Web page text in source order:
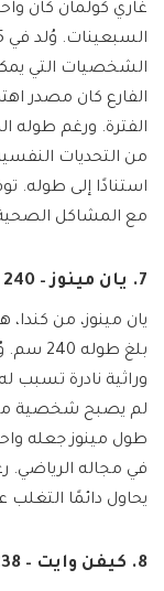
غاري كولمان كان
الشخصيات التي
الفارع كان مصدر
من التحديات
مع المشاكل
7. يان مينوز – 240 سم
يان مينوز، من كندا،
وراثية نادرة تسبب
لم يصبح شخصية
طول مينوز جعله
في مجاله الرياضي.
يحاول دائمًا
8. كيفن وايت – 238 سم